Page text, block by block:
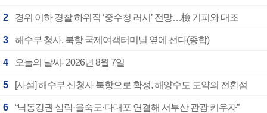
2 경위 이하 경찰 하위직 ‘중수청 러시’ 전망…檢 기피와 대조
3 해수부 청사, 북항 국제여객터미널 옆에 선다(종합)
4 오늘의 날씨- 2026년 8월 7일
5 [사설] 해수부 신청사 북항으로 확정, 해양수도 도약의 전환점
6 “낙동강권 삼락·을숙도·다대포 연결해 서부산 관광 키우자”